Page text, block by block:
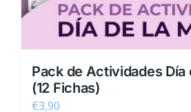
Pack de Actividades Día
(12 Fichas)
€3,90